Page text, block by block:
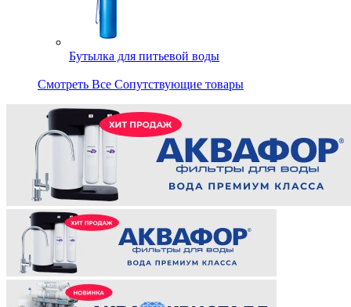
Бутылка для питьевой воды
Смотреть Все Сопутствующие товары